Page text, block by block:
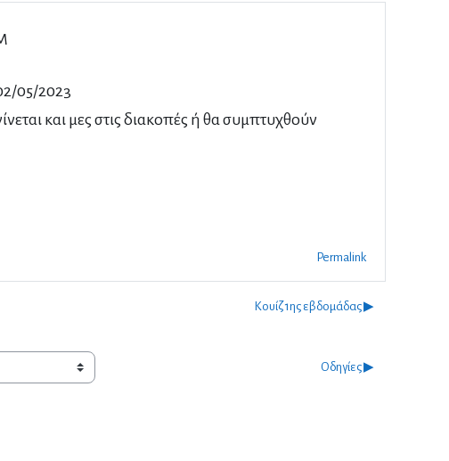
05/2023
και μες στις διακοπές ή θα συμπτυχθούν
Permalink
Κουίζ 1ης εβδομάδας ▶︎
Οδηγίες ▶︎